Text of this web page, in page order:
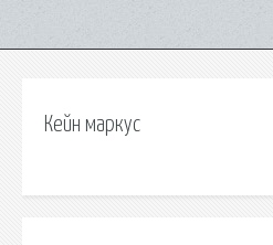
Кейн маркус